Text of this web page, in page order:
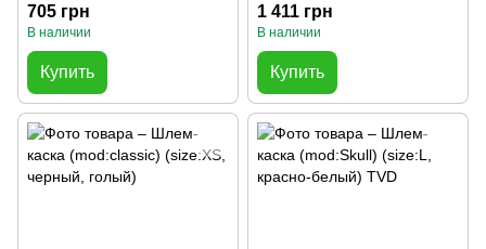
705 грн
В наличии
Купить
1 411 грн
В наличии
Купить